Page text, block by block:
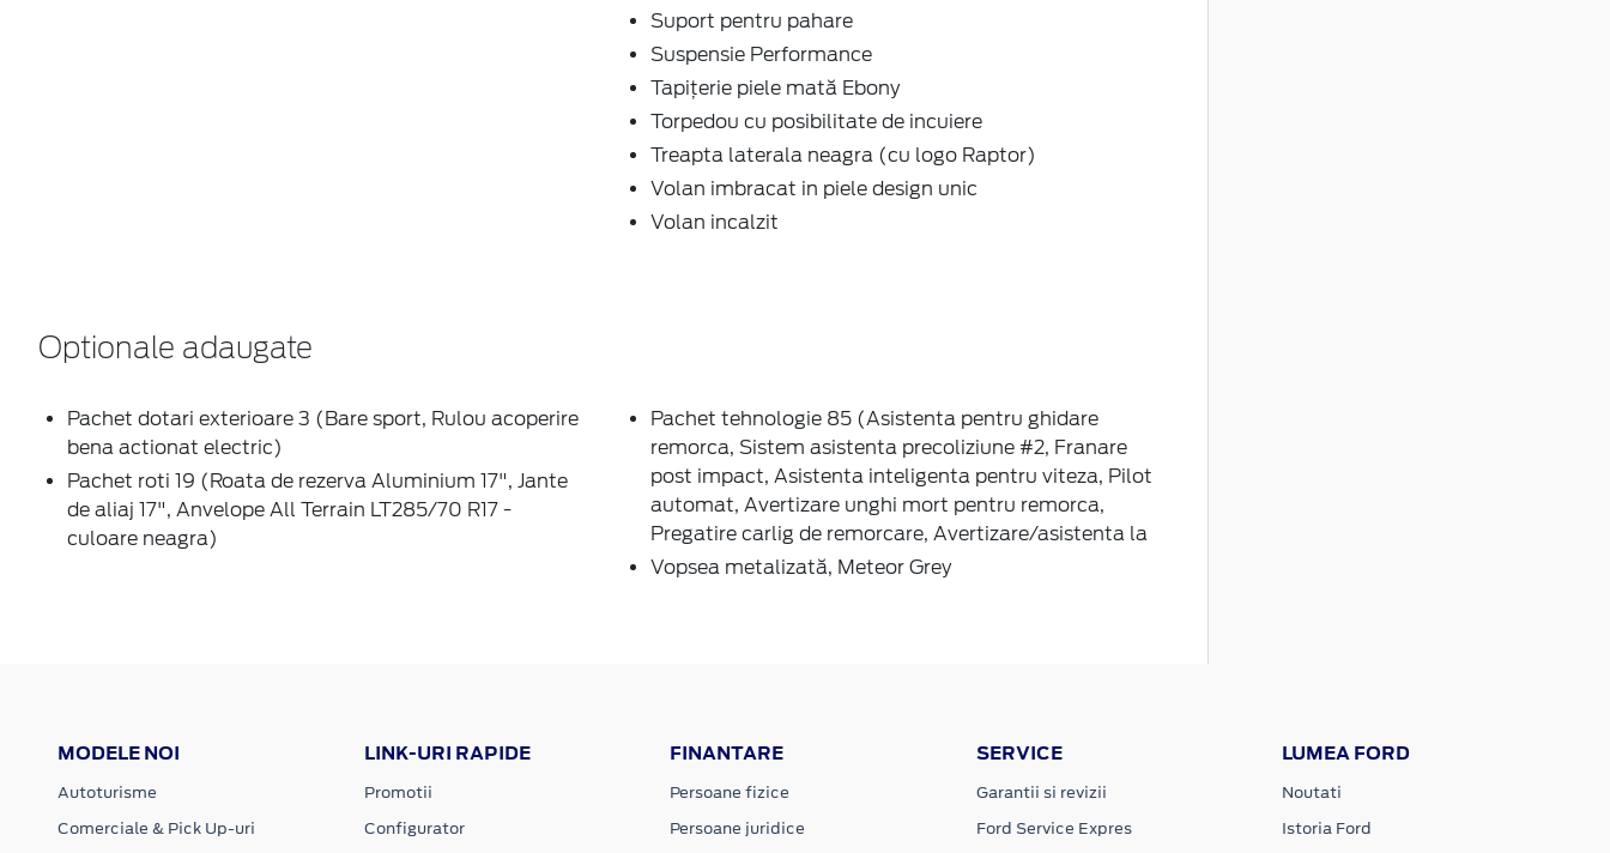
Suport pentru pahare
Suspensie Performance
Tapițerie piele mată Ebony
Torpedou cu posibilitate de incuiere
Treapta laterala neagra (cu logo Raptor)
Volan imbracat in piele design unic
Volan incalzit
Optionale adaugate
Pachet dotari exterioare 3 (Bare sport, Rulou acoperire
bena actionat electric)
Pachet roti 19 (Roata de rezerva Aluminium 17", Jante
de aliaj 17", Anvelope All Terrain LT285/70 R17 -
culoare neagra)
Pachet tehnologie 85 (Asistenta pentru ghidare
remorca, Sistem asistenta precoliziune #2, Franare
post impact, Asistenta inteligenta pentru viteza, Pilot
automat, Avertizare unghi mort pentru remorca,
Pregatire carlig de remorcare, Avertizare/asistenta la
Vopsea metalizată, Meteor Grey
MODELE NOI
Autoturisme
Comerciale & Pick Up-uri
LINK-URI RAPIDE
Promotii
Configurator
FINANTARE
Persoane fizice
Persoane juridice
SERVICE
Garantii si revizii
Ford Service Expres
LUMEA FORD
Noutati
Istoria Ford